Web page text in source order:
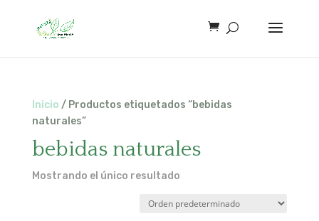
Inicio / Productos etiquetados “bebidas
naturales”
bebidas naturales
Mostrando el único resultado